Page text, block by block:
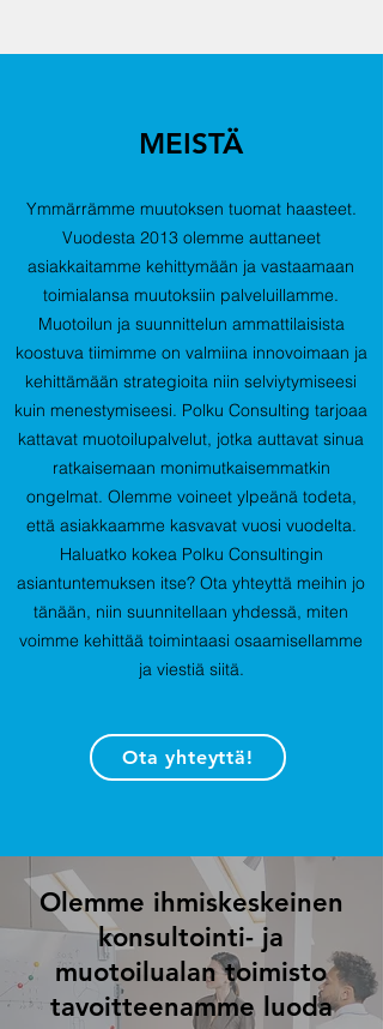
MEISTÄ
Ymmärrämme muutoksen tuomat haasteet.
Vuodesta 2013 olemme auttaneet
asiakkaitamme kehittymään ja vastaamaan
toimialansa muutoksiin palveluillamme.
Muotoilun ja suunnittelun ammattilaisista
koostuva tiimimme on valmiina innovoimaan ja
kehittämään strategioita niin selviytymiseesi
kuin menestymiseesi. Polku Consulting tarjoaa
kattavat muotoilupalvelut, jotka auttavat sinua
ratkaisemaan monimutkaisemmatkin
ongelmat. Olemme voineet ylpeänä todeta,
että asiakkaamme kasvavat vuosi vuodelta.
Haluatko kokea Polku Consultingin
asiantuntemuksen itse? Ota yhteyttä meihin jo
tänään, niin suunnitellaan yhdessä, miten
voimme kehittää toimintaasi osaamisellamme
ja viestiä siitä.
Ota yhteyttä!
Olemme ihmiskeskeinen
konsultointi- ja
muotoilualan toimisto
tavoitteenamme luoda